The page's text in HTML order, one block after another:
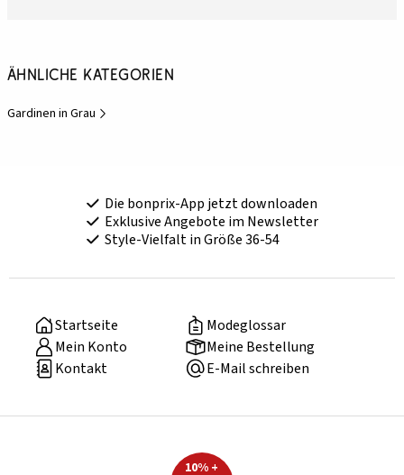
Ähnliche Kategorien
Gardinen in Grau
Die bonprix-App jetzt downloaden
Exklusive Angebote im Newsletter
Style-Vielfalt in Größe 36-54
Startseite
Modeglossar
Mein Konto
Meine Bestellung
Kontakt
E-Mail schreiben
10% +